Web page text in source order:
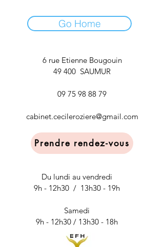
Go Home
6 rue Etienne Bougouin
49 400 SAUMUR
09 75 98 88 79
cabinet.cecileroziere@gmail.com
Prendre rendez-vous
Du lundi au vendredi
9h - 12h30 / 13h30 - 19h
Samedi
9h - 12h30 / 13h30 - 18h